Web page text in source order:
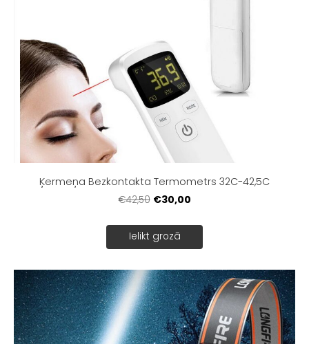
Ķermeņa Bezkontakta Termometrs 32C-42,5C
€42,50 €30,00
Ielikt grozā